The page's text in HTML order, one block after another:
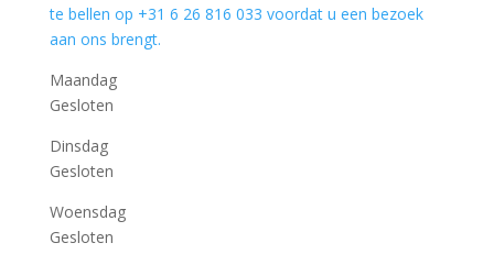
te bellen op +31 6 26 816 033 voordat u een bezoek
aan ons brengt.
Maandag
Gesloten
Dinsdag
Gesloten
Woensdag
Gesloten